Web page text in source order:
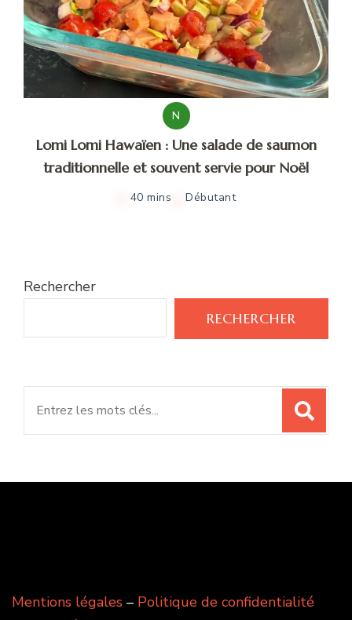
N
Lomi Lomi Hawaïen : Une salade de saumon
traditionnelle et souvent servie pour Noël
40 mins Débutant
Rechercher
RECHERCHER
Mentions légales – Politique de confidentialité